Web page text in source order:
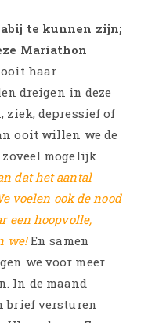
te kunnen zijn;
Mariathon
haar
dreigen in deze
ziek, depressief of
ooit willen we de
mogelijk
dat het aantal
voelen ook de nood
een hoopvolle,
we! En samen
we voor meer
In de maand
brief versturen